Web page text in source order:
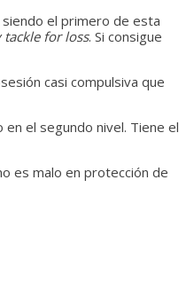
el primero de esta
tackle for loss. Si consigue
casi compulsiva que
el segundo nivel. Tiene el
es malo en protección de